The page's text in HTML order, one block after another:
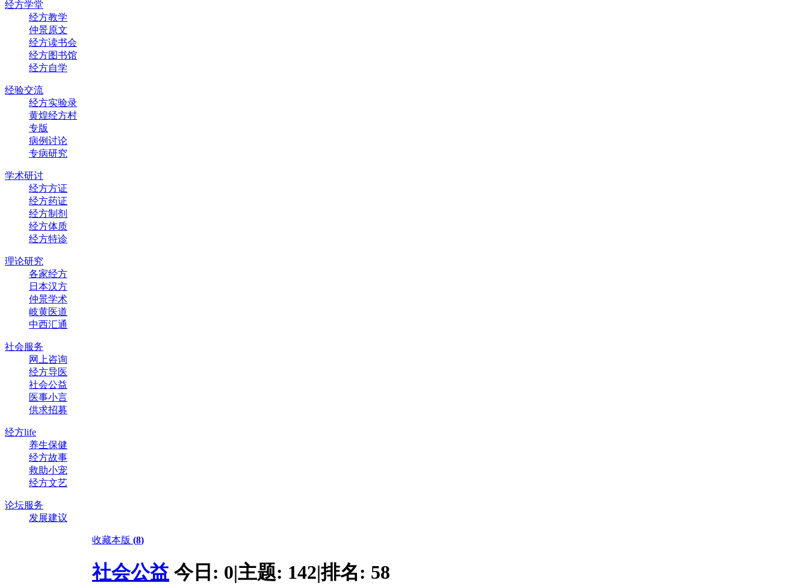
经方学堂
经方教学
仲景原文
经方读书会
经方图书馆
经方自学
经验交流
经方实验录
黄煌经方村
专版
病例讨论
专病研究
学术研讨
经方方证
经方药证
经方制剂
经方体质
经方特诊
理论研究
各家经方
日本汉方
仲景学术
岐黄医道
中西汇通
社会服务
网上咨询
经方导医
社会公益
医事小言
供求招募
经方life
养生保健
经方故事
救助小宠
经方文艺
论坛服务
发展建议
收藏本版 (8)
社会公益 今日: 0|主题: 142|排名: 58